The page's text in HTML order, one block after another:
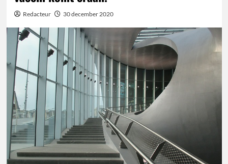
Redacteur 30 december 2020